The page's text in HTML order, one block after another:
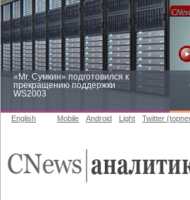
«Mr. Сумкин» подготовился к
прекращению поддержки
WS2003
English Mobile Android Light Twitter